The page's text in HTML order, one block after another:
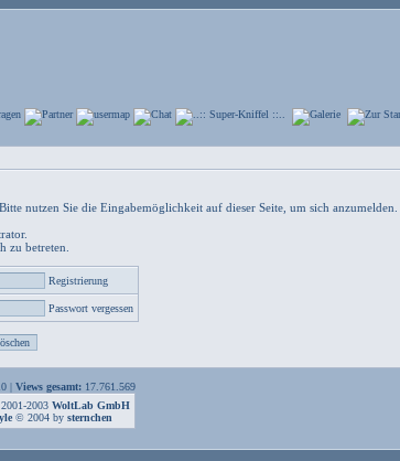
nutzen Sie die Eingabemöglichkeit auf dieser Seite, um sich anzumelden.
zu betreten.
Registrierung
Passwort vergessen
| Views gesamt: 17.761.569
2003 WoltLab GmbH
© 2004 by sternchen